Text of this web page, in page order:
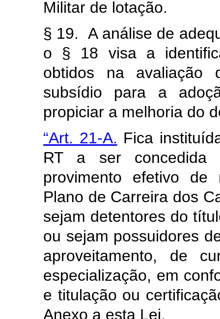
Militar de lotação.
§ 19. A análise de
o § 18 visa a
obtidos na avaliação
subsídio para a
propiciar a melhoria do
“Art. 21-A. Fica
RT a ser concedida
provimento efetivo de
Plano de Carreira dos
sejam detentores do
ou sejam possuidores
aproveitamento, de
especialização, em
e titulação ou
Anexo a esta Lei.